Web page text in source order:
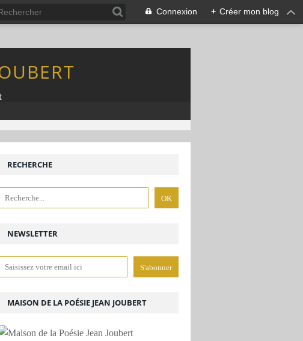
Connexion + Créer mon blog
NEWSLETTER
RECHERCHE
MAISON DE LA POÉSIE JEAN JOUBERT